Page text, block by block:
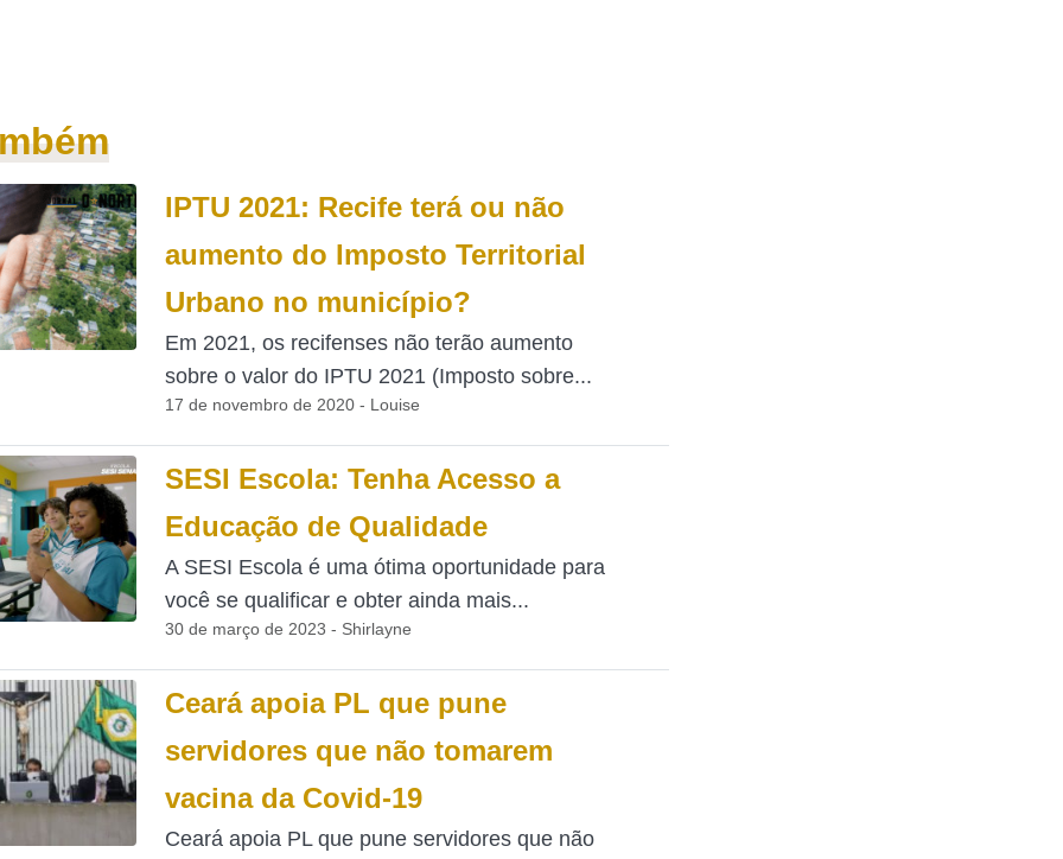
IPTU 2021: Recife terá ou não
aumento do Imposto Territorial
Urbano no município?
Em 2021, os recifenses não terão aumento
sobre o valor do IPTU 2021 (Imposto sobre...
17 de novembro de 2020 - Louise
SESI Escola: Tenha Acesso a
Educação de Qualidade
A SESI Escola é uma ótima oportunidade para
você se qualificar e obter ainda mais...
30 de março de 2023 - Shirlayne
Ceará apoia PL que pune
servidores que não tomarem
vacina da Covid-19
Ceará apoia PL que pune servidores que não